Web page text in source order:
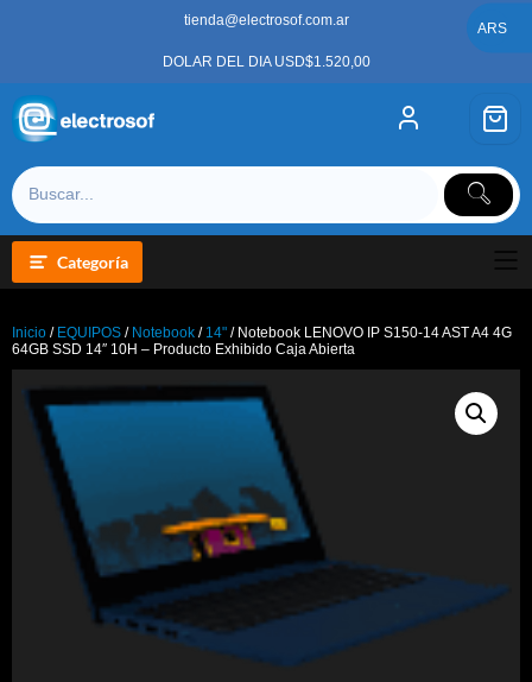
tienda@electrosof.com.ar
DOLAR DEL DIA USD$1.520,00
Categoría
Inicio / EQUIPOS / Notebook / 14" / Notebook LENOVO IP S150-14 AST A4 4G
64GB SSD 14″ 10H – Producto Exhibido Caja Abierta
ARS